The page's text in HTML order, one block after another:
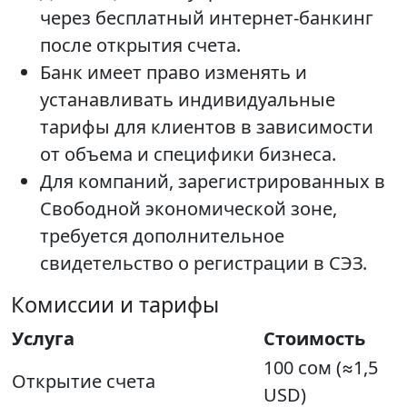
через бесплатный интернет-банкинг
после открытия счета.
Банк имеет право изменять и
устанавливать индивидуальные
тарифы для клиентов в зависимости
от объема и специфики бизнеса.
Для компаний, зарегистрированных в
Свободной экономической зоне,
требуется дополнительное
свидетельство о регистрации в СЭЗ.
Комиссии и тарифы
Услуга
Стоимость
Открытие счета
100 сом (≈1,5
USD)